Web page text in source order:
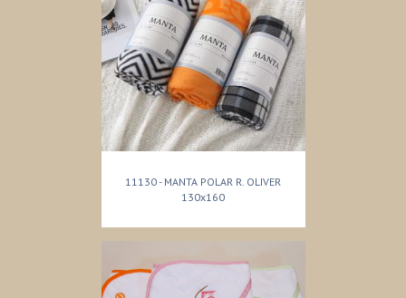
11130 - MANTA POLAR R. OLIVER
130x160